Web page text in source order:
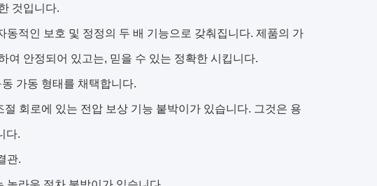
것입니다.
적인 보호 및 정정의 두 배 기능으로 갖춰집니다. 제품의 가
여 안정되어 있고는, 믿을 수 있는 정확한 시킵니다.
가동 형태를 채택합니다.
회로에 있는 전압 보상 기능 붙박이가 있습니다. 그것은 용
다.
관.